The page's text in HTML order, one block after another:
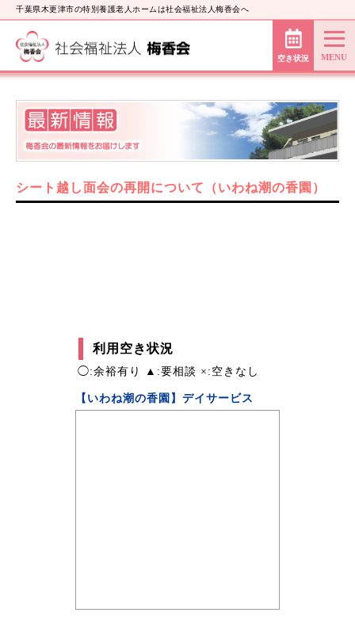
千葉県木更津市の特別養護老人ホームは社会福祉法人梅香会へ
空き状況
利用空き状況
◯:余裕有り ▲:要相談 ×:空きなし
【いわね潮の香園】デイサービス
シート越し面会の再開について（いわね潮の香園）